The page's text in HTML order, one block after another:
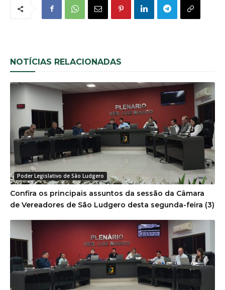
NOTÍCIAS RELACIONADAS
Poder Legislativo de São Ludgero
Confira os principais assuntos da sessão da Câmara
de Vereadores de São Ludgero desta segunda-feira (3)